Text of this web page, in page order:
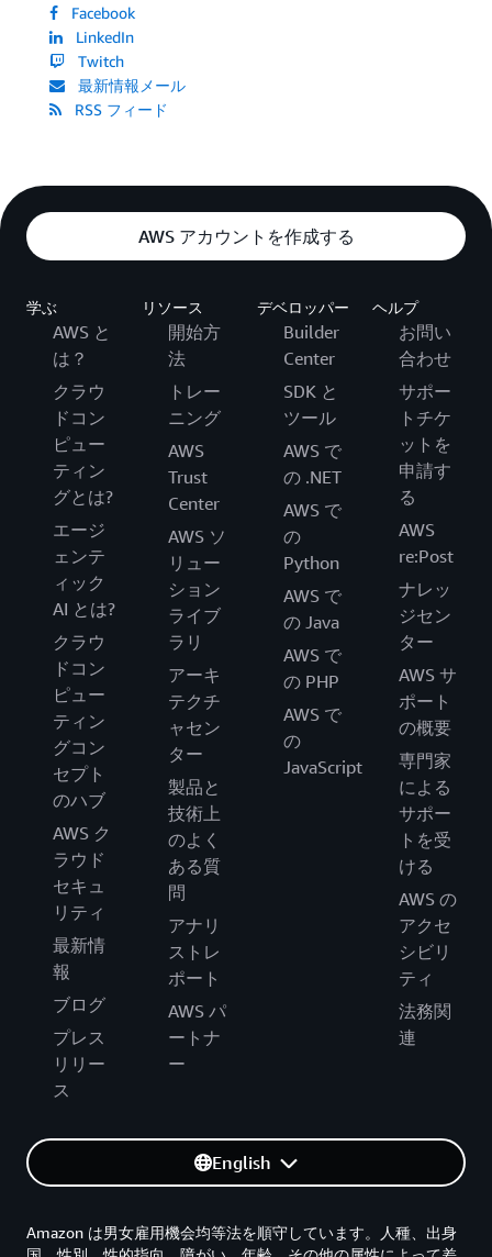
Facebook
LinkedIn
Twitch
最新情報メール
RSS フィード
AWS アカウントを作成する
学ぶ
AWS と
は？
クラウ
ドコン
ピュー
ティン
グとは?
エージ
ェンテ
ィック
AI とは?
クラウ
ドコン
ピュー
ティン
グコン
セプト
のハブ
AWS ク
ラウド
セキュ
リティ
最新情
報
ブログ
プレス
リリー
ス
リソース
開始方
法
トレー
ニング
AWS
Trust
Center
AWS ソ
リュー
ション
ライブ
ラリ
アーキ
テクチ
ャセン
ター
製品と
技術上
のよく
ある質
問
アナリ
ストレ
ポート
AWS パ
ートナ
ー
デベロッパー
Builder
Center
SDK と
ツール
AWS で
の .NET
AWS で
の
Python
AWS で
の Java
AWS で
の PHP
AWS で
の
JavaScript
ヘルプ
お問い
合わせ
サポー
トチケ
ットを
申請す
る
AWS
re:Post
ナレッ
ジセン
ター
AWS サ
ポート
の概要
専門家
による
サポー
トを受
ける
AWS の
アクセ
シビリ
ティ
法務関
連
English
Amazon は男女雇用機会均等法を順守しています。人種、出身